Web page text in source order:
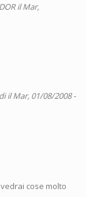
il Mar,
il Mar, 01/08/2008 -
cose molto